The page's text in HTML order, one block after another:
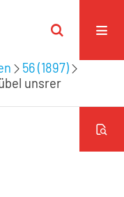
56 (1897)
unsrer